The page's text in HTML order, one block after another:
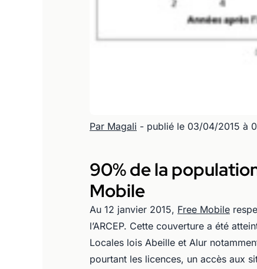
Par Magali - publié le 03/04/2015 à
90% de la
Mobile
Au 12 janvier 2015, Free Mobile
l’ARCEP. Cette couverture a été
Locales lois Abeille et Alur
pourtant les licences, un accès aux